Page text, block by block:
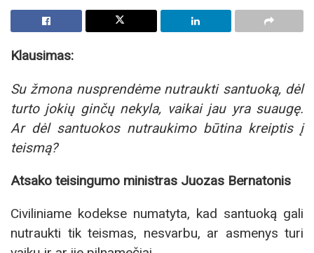
Klausimas:
Su žmona nusprendėme nutraukti santuoką, dėl
turto jokių ginčų nekyla, vaikai jau yra suaugę.
Ar dėl santuokos nutraukimo būtina kreiptis į
teismą?
Atsako teisingumo ministras Juozas Bernatonis
Civiliniame kodekse numatyta, kad santuoką gali
nutraukti tik teismas, nesvarbu, ar asmenys turi